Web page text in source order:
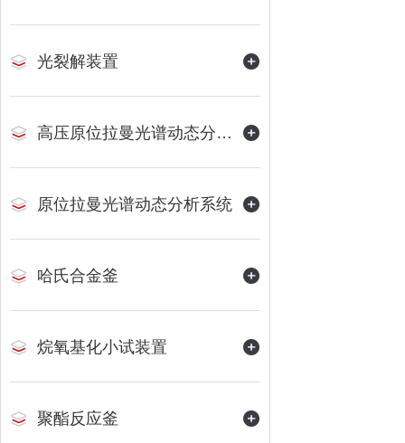
光裂解装置
高压原位拉曼光谱动态分析系统
原位拉曼光谱动态分析系统
哈氏合金釜
烷氧基化小试装置
聚酯反应釜